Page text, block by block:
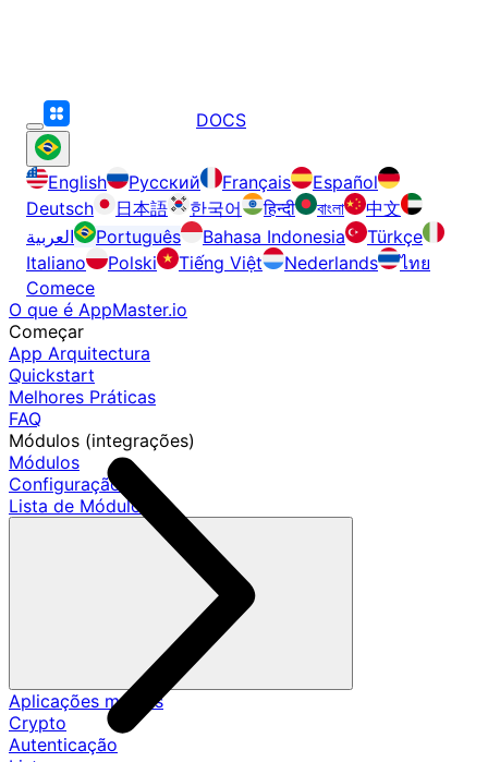
DOCS
English Русский Français
Español
Deutsch
日本語 한국어 हिन्दी বাংলা
中文
العربية
Português Bahasa Indonesia
Türkçe
Italiano
Polski Tiếng Việt Nederlands
ไทย
Comece
O que é AppMaster.io
Começar
App Arquitectura
Quickstart
Melhores Práticas
FAQ
Módulos (integrações)
Módulos
Configuração
Lista de Módulos
Aplicações móveis
Crypto
Autenticação